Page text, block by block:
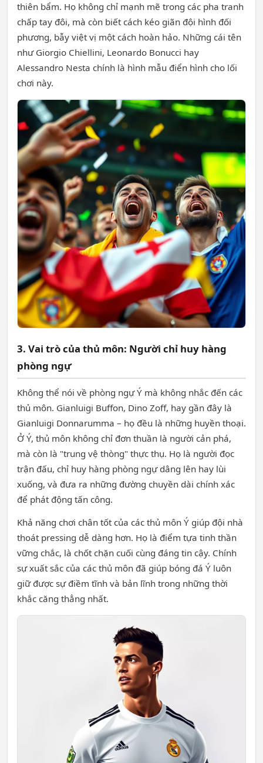
thiên bẩm. Họ không chỉ mạnh mẽ trong các pha tranh
chấp tay đôi, mà còn biết cách kéo giãn đội hình đối
phương, bẫy việt vị một cách hoàn hảo. Những cái tên
như Giorgio Chiellini, Leonardo Bonucci hay
Alessandro Nesta chính là hình mẫu điển hình cho lối
chơi này.
3. Vai trò của thủ môn: Người chỉ huy hàng
phòng ngự
Không thể nói về phòng ngự Ý mà không nhắc đến các
thủ môn. Gianluigi Buffon, Dino Zoff, hay gần đây là
Gianluigi Donnarumma – họ đều là những huyền thoại.
Ở Ý, thủ môn không chỉ đơn thuần là người cản phá,
mà còn là "trung vệ thòng" thực thụ. Họ là người đọc
trận đấu, chỉ huy hàng phòng ngự dâng lên hay lùi
xuống, và đưa ra những đường chuyền dài chính xác
để phát động tấn công.
Khả năng chơi chân tốt của các thủ môn Ý giúp đội nhà
thoát pressing dễ dàng hơn. Họ là điểm tựa tinh thần
vững chắc, là chốt chặn cuối cùng đáng tin cậy. Chính
sự xuất sắc của các thủ môn đã giúp bóng đá Ý luôn
giữ được sự điềm tĩnh và bản lĩnh trong những thời
khắc căng thẳng nhất.